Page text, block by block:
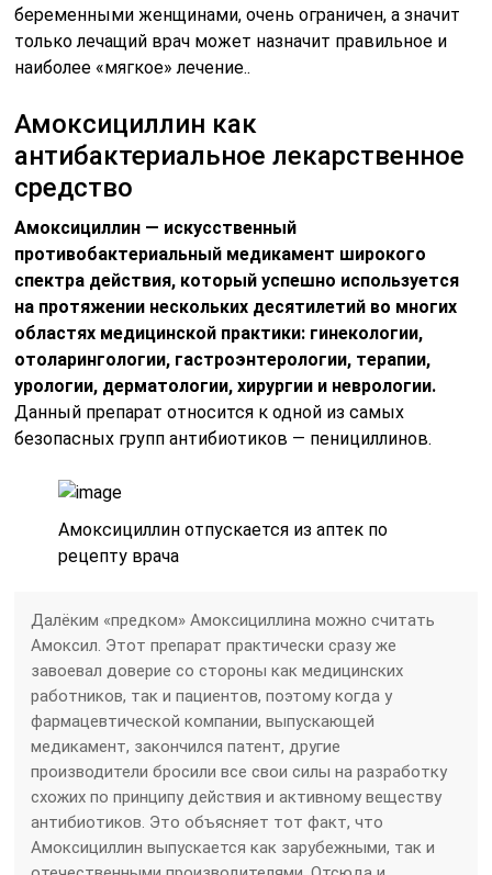
беременными женщинами, очень ограничен, а значит
только лечащий врач может назначит правильное и
наиболее «мягкое» лечение..
Амоксициллин как
антибактериальное лекарственное
средство
Амоксициллин — искусственный
противобактериальный медикамент широкого
спектра действия, который успешно используется
на протяжении нескольких десятилетий во многих
областях медицинской практики: гинекологии,
отоларингологии, гастроэнтерологии, терапии,
урологии, дерматологии, хирургии и неврологии.
Данный препарат относится к одной из самых
безопасных групп антибиотиков — пенициллинов.
Амоксициллин отпускается из аптек по
рецепту врача
Далёким «предком» Амоксициллина можно считать
Амоксил. Этот препарат практически сразу же
завоевал доверие со стороны как медицинских
работников, так и пациентов, поэтому когда у
фармацевтической компании, выпускающей
медикамент, закончился патент, другие
производители бросили все свои силы на разработку
схожих по принципу действия и активному веществу
антибиотиков. Это объясняет тот факт, что
Амоксициллин выпускается как зарубежными, так и